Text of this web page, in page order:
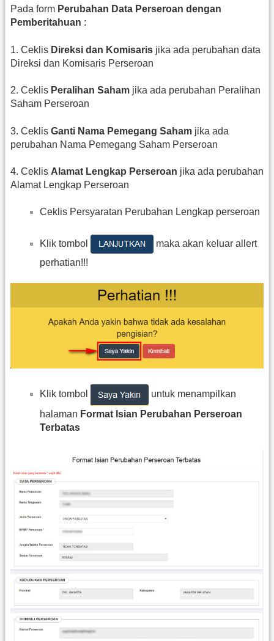
Pada form Perubahan Data Perseroan dengan
Pemberitahuan :
1. Ceklis Direksi dan Komisaris jika ada perubahan data
Direksi dan Komisaris Perseroan
2. Ceklis Peralihan Saham jika ada perubahan Peralihan
Saham Perseroan
3. Ceklis Ganti Nama Pemegang Saham jika ada
perubahan Nama Pemegang Saham Perseroan
4. Ceklis Alamat Lengkap Perseroan jika ada perubahan
Alamat Lengkap Perseroan
Ceklis Persyaratan Perubahan Lengkap perseroan
Klik tombol
maka akan keluar allert
perhatian!!!
Klik tombol
untuk menampilkan
halaman Format Isian Perubahan Perseroan
Terbatas